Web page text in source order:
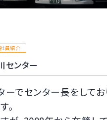
社員紹介
ンター
ーでセンター長をして
。